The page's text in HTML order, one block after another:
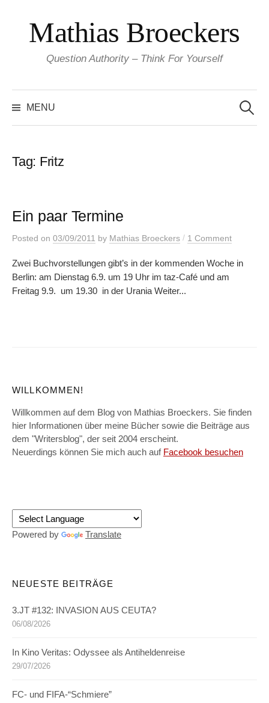
content
Mathias Broeckers
Question Authority – Think For Yourself
MENU
for:
Tag: Fritz
Ein paar Termine
Posted on 03/09/2011 by Mathias Broeckers / 1 Comment
Zwei Buchvorstellungen gibt’s in der kommenden Woche in
Berlin: am Dienstag 6.9. um 19 Uhr im taz-Café und am
Freitag 9.9. um 19.30 in der Urania Weiter...
WILLKOMMEN!
Willkommen auf dem Blog von Mathias Broeckers. Sie finden
hier Informationen über meine Bücher sowie die Beiträge aus
dem "Writersblog", der seit 2004 erscheint.
Neuerdings können Sie mich auch auf Facebook besuchen
Powered by Translate
NEUESTE BEITRÄGE
3.JT #132: INVASION AUS CEUTA?
06/08/2026
In Kino Veritas: Odyssee als Antiheldenreise
29/07/2026
FC- und FIFA-“Schmiere”